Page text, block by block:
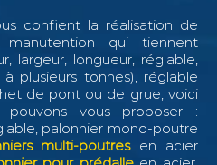
confient la réalisation de
qui tiennent
largeur, longueur, réglable,
plusieurs tonnes), réglable
de pont ou de grue, voici
vous proposer :
palonnier mono-poutre
multi-poutres en acier